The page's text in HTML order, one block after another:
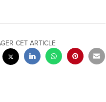
CET ARTICLE